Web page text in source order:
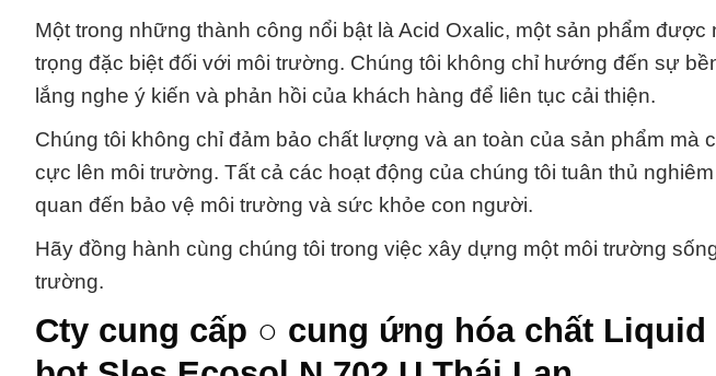
Một trong những thành công nổi bật là Acid Oxalic, một sản phẩm
trọng đặc biệt đối với môi trường. Chúng tôi không chỉ hướng đến sự
lắng nghe ý kiến và phản hồi của khách hàng để liên tục cải thiện.
Chúng tôi không chỉ đảm bảo chất lượng và an toàn của sản phẩm mà
cực lên môi trường. Tất cả các hoạt động của chúng tôi tuân thủ
quan đến bảo vệ môi trường và sức khỏe con người.
Hãy đồng hành cùng chúng tôi trong việc xây dựng một môi trường
trường.
Cty cung cấp ○ cung ứng hóa chất Liquid